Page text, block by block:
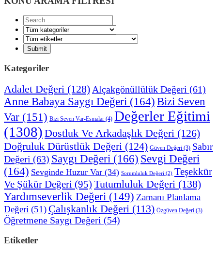
Kategoriler
Adalet Değeri (128) Alçakgönüllülük Değeri (61)
Anne Babaya Saygı Değeri (164) Bizi Seven
Var (151) Bizi Seven Var-Esmalar (4) Değerler Eğitimi
(1308) Dostluk Ve Arkadaşlık Değeri (126)
Doğruluk Dürüstlük Değeri (124) Güven Değeri (3) Sabır
Değeri (63) Saygı Değeri (166) Sevgi Değeri
(164) Sevginde Huzur Var (34) Sorumluluk Değeri (2) Teşekkür
Ve Şükür Değeri (95) Tutumluluk Değeri (138)
Yardımseverlik Değeri (149) Zamanı Planlama
Değeri (51) Çalışkanlık Değeri (113) Özgüven Değeri (3)
Öğretmene Saygı Değeri (54)
Etiketler